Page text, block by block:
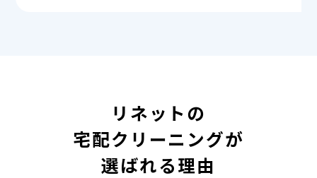
リネットの
宅配クリーニングが
選ばれる理由